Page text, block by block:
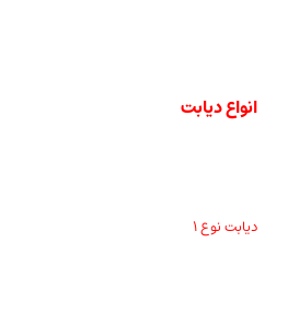
انواع دیابت
دیابت نوع ۱